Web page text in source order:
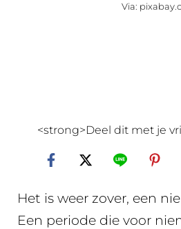
Via:
<strong>Deel dit met je
Het is weer zover, een
Een periode die voor